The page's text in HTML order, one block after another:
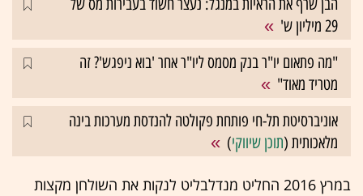
הבן שרף את הראיות במנגל: נעצר חשוד בעבירות מס של
29 מיליון ש'
"מה פתאום יו"ר בנק מסמס ליו"ר אחר 'בוא ניפגש'? זה
מטריד מאוד"
אוניברסיטת תל-חי פותחת פקולטה להנדסת מערכות בינה
מלאכותית (תוכן שיווקי)
במרץ 2016 החליט מנדלבליט לנקות את השולחן מקצות